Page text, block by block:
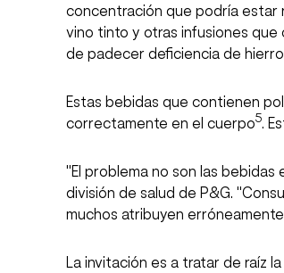
concentración que podría estar
vino tinto y otras infusiones
de padecer deficiencia de
Estas bebidas que contienen
correctamente en el cuerpo5.
"El problema no son las bebidas
división de salud de P&G.
muchos atribuyen
La invitación es a tratar de raíz